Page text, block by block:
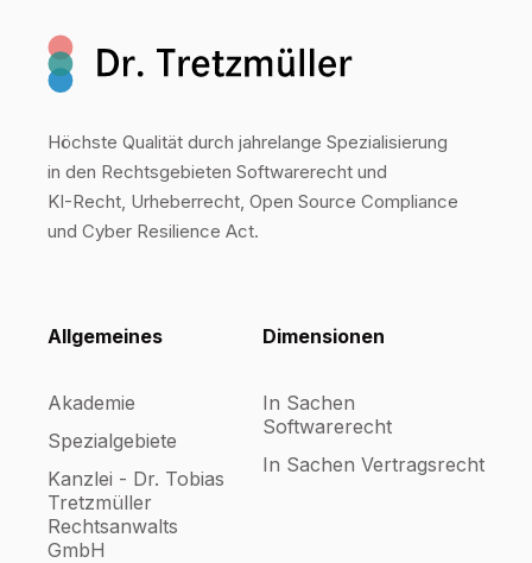
Höchste Qualität durch jahrelange Spezialisierung
in den Rechtsgebieten Softwarerecht und
KI-Recht, Urheberrecht, Open Source Compliance
und Cyber Resilience Act.
Allgemeines
Akademie
Spezialgebiete
Kanzlei - Dr. Tobias
Tretzmüller
Rechtsanwalts
GmbH
Dimensionen
In Sachen
Softwarerecht
In Sachen Vertragsrecht